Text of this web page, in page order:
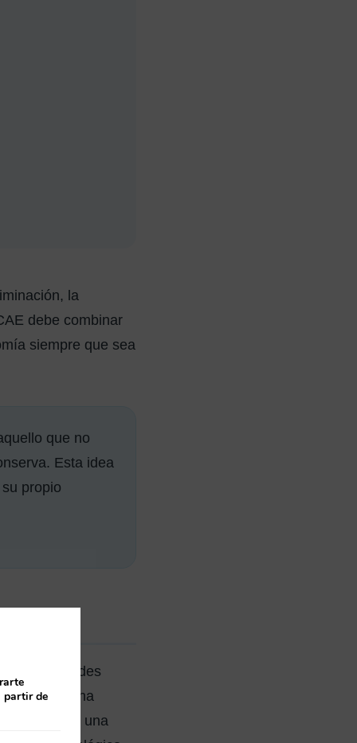
la
debe combinar
siempre que sea
que no
Esta idea
propio
actividades
tras una
puede ser una
partir de